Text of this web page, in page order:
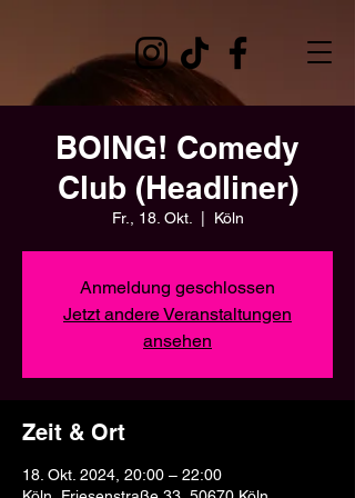
BOING! Comedy
Club (Headliner)
Fr., 18. Okt. Köln
Anmeldung geschlossen
Jetzt andere Veranstaltungen
ansehen
Zeit & Ort
18. Okt. 2024, 20:00 – 22:00